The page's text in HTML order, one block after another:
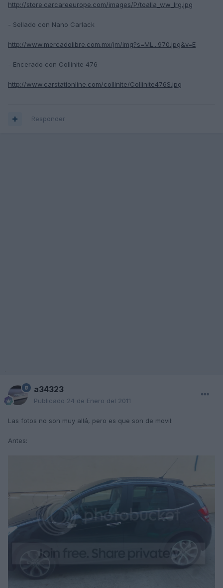
http://store.carcareeurope.com/images/P/toalla_ww_lrg.jpg
- Sellado con Nano Carlack
http://www.mercadolibre.com.mx/jm/img?s=ML...970.jpg&v=E
- Encerado con Collinite 476
http://www.carstationline.com/collinite/Collinite476S.jpg
Responder
a34323
Publicado 24 de Enero del 2011
Las fotos no son muy allá, pero es que son de movil:
Antes: